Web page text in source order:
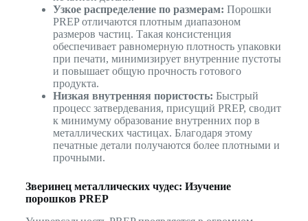
Узкое распределение по размерам: Порошки
PREP отличаются плотным диапазоном
размеров частиц. Такая консистенция
обеспечивает равномерную плотность упаковки
при печати, минимизирует внутренние пустоты
и повышает общую прочность готового
продукта.
Низкая внутренняя пористость: Быстрый
процесс затвердевания, присущий PREP, сводит
к минимуму образование внутренних пор в
металлических частицах. Благодаря этому
печатные детали получаются более плотными и
прочными.
Зверинец металлических чудес: Изучение
порошков PREP